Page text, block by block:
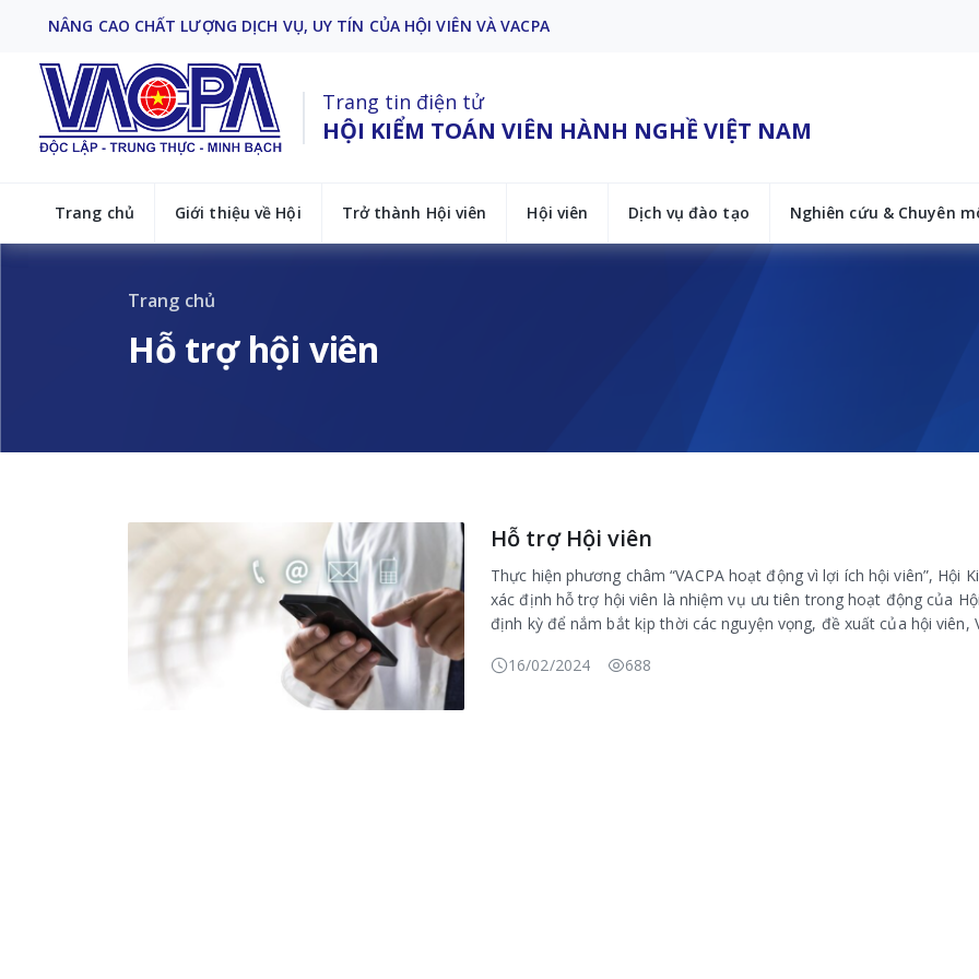
VACPA HOẠT ĐỘNG VÌ LỢI ÍCH HỘI VIÊN
VACPA HOẠT ĐỘNG VÌ LỢI ÍCH HỘI VIÊN
Trang tin điện tử
HỘI KIỂM TOÁN VIÊN HÀNH NGHỀ VIỆT NAM
Trang chủ Giới thiệu về Hội Trở thành Hội viên Hội viên Dịch vụ đào tạo Nghiên cứu & Chuyên
Trang chủ
Hỗ trợ hội viên
Hỗ trợ Hội viên
Thực hiện phương châm “VACPA hoạt động vì lợi ích hội viên”, Hội
xác định hỗ trợ hội viên là nhiệm vụ ưu tiên trong hoạt động của
định kỳ để nắm bắt kịp thời các nguyện vọng, đề xuất của hội viên,
chức nghề nghiệp về kiểm toán độc lập, VACPA có Ban Chuyên
16/02/2024 688